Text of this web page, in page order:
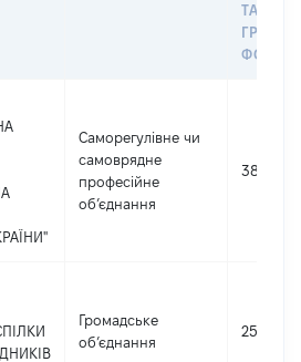
ТА
Саморегулівне чи
самоврядне
професійне
об’єднання
Громадське
об’єднання
25945871